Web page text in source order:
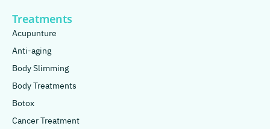
Treatments
Acupunture
Anti-aging
Body Slimming
Body Treatments
Botox
Cancer Treatment